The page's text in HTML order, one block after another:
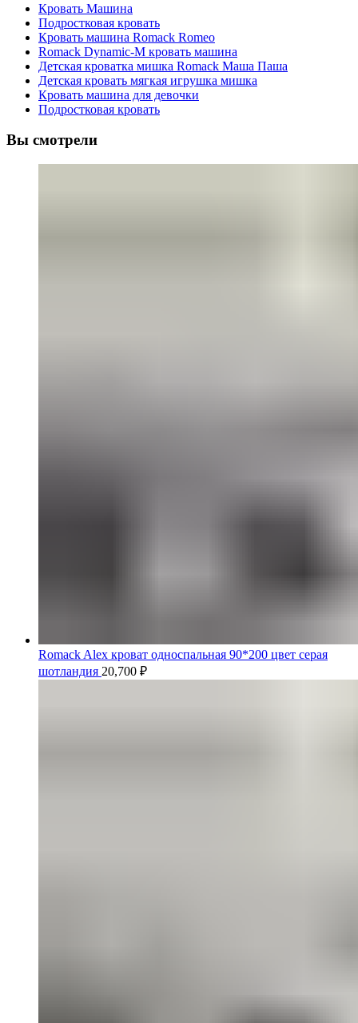
Кровать Машина
Подростковая кровать
Кровать машина Romack Romeo
Romack Dynamic-M кровать машина
Детская кроватка мишка Romack Маша Паша
Детская кровать мягкая игрушка мишка
Кровать машина для девочки
Подростковая кровать
Вы смотрели
Romack Alex кроват односпальная 90*200 цвет серая
шотландия 20,700 ₽